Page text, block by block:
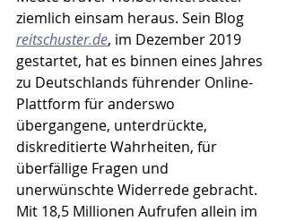
ziemlich einsam heraus. Sein Blog
reitschuster.de, im Dezember 2019
gestartet, hat es binnen eines Jahres
zu Deutschlands führender Online-
Plattform für anderswo
übergangene, unterdrückte,
diskreditierte Wahrheiten, für
überfällige Fragen und
unerwünschte Widerrede gebracht.
Mit 18,5 Millionen Aufrufen allein im